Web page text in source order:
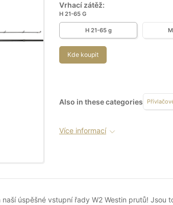
Vrhací zátěž:
H 21-65 G
H 21-65 g
Kde koupit
Also in these categories
Více informací
úspěšné vstupní řady W2 Westin prutů!